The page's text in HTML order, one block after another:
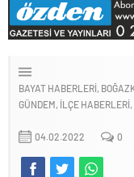
BAYAT HABERLERI
GÜNDEM İLÇE HABERLERI
04.02.2022 0